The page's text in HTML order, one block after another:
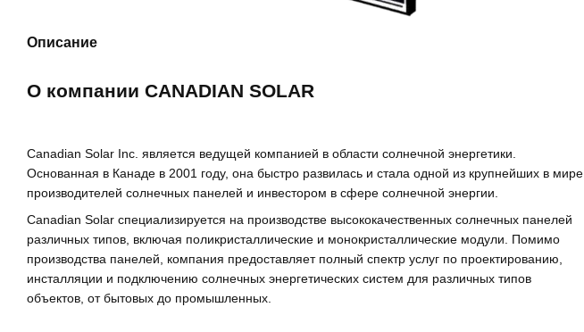
Описание
О компании CANADIAN SOLAR
Canadian Solar Inc. является ведущей компанией в области солнечной энергетики.
Основанная в Канаде в 2001 году, она быстро развилась и стала одной из крупнейших в мире
производителей солнечных панелей и инвестором в сфере солнечной энергии.
Canadian Solar специализируется на производстве высококачественных солнечных панелей
различных типов, включая поликристаллические и монокристаллические модули. Помимо
производства панелей, компания предоставляет полный спектр услуг по проектированию,
инсталляции и подключению солнечных энергетических систем для различных типов
объектов, от бытовых до промышленных.